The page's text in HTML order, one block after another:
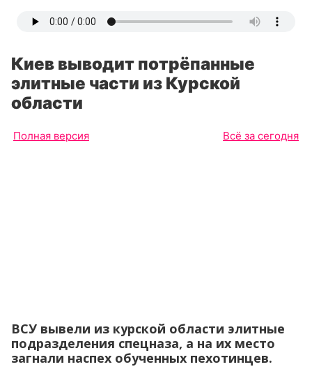
Киев выводит потрёпанные
элитные части из Курской
области
Полная версия Всё за сегодня
ВСУ вывели из курской области элитные
подразделения спецназа, а на их место
загнали наспех обученных пехотинцев.